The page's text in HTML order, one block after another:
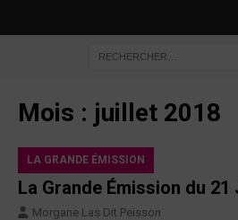
Mois : juillet 2018
LA GRANDE ÉMISSION
La Grande Émission du 21
Morgane Las Dit Peisson